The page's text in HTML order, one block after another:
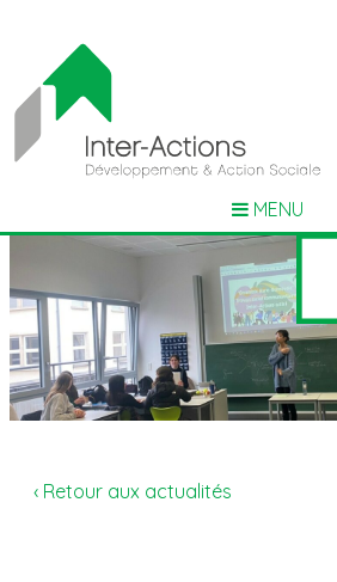
MENU
‹ Retour aux actualités